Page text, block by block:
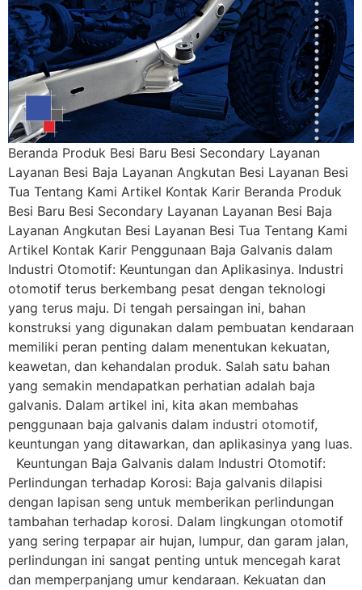
Beranda Produk Besi Baru Besi Secondary Layanan
Layanan Besi Baja Layanan Angkutan Besi Layanan Besi
Tua Tentang Kami Artikel Kontak Karir Beranda Produk
Besi Baru Besi Secondary Layanan Layanan Besi Baja
Layanan Angkutan Besi Layanan Besi Tua Tentang Kami
Artikel Kontak Karir Penggunaan Baja Galvanis dalam
Industri Otomotif: Keuntungan dan Aplikasinya. Industri
otomotif terus berkembang pesat dengan teknologi
yang terus maju. Di tengah persaingan ini, bahan
konstruksi yang digunakan dalam pembuatan kendaraan
memiliki peran penting dalam menentukan kekuatan,
keawetan, dan kehandalan produk. Salah satu bahan
yang semakin mendapatkan perhatian adalah baja
galvanis. Dalam artikel ini, kita akan membahas
penggunaan baja galvanis dalam industri otomotif,
keuntungan yang ditawarkan, dan aplikasinya yang luas.
Keuntungan Baja Galvanis dalam Industri Otomotif:
Perlindungan terhadap Korosi: Baja galvanis dilapisi
dengan lapisan seng untuk memberikan perlindungan
tambahan terhadap korosi. Dalam lingkungan otomotif
yang sering terpapar air hujan, lumpur, dan garam jalan,
perlindungan ini sangat penting untuk mencegah karat
dan memperpanjang umur kendaraan. Kekuatan dan